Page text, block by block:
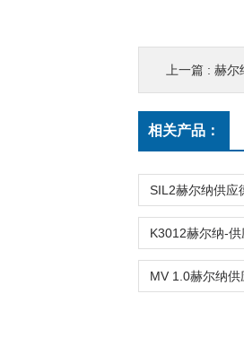
上一篇 : 赫尔
相关产品：